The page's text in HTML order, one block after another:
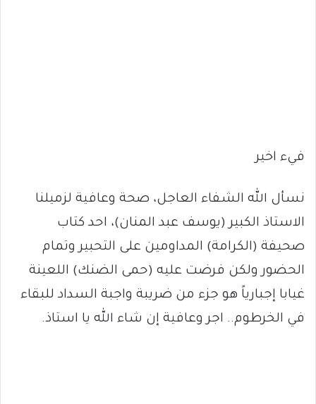
فيء اخير
نسأل الله الشفاء العاجل، صحة وعافية لزميلنا
الاستاذ الكبير (يوسف عبد المنان)، احد كتاب
صحيفة (الكرامة) المداومين على التحبير وتمام
الحضور ولكن فرضت عليه (حمى الضنك) اللعينة
غيابا إجبارياً هو جزء من ضريبة واجبة السداد للبقاء
في الخرطوم.. اجر وعافية إن شاء الله يا استاذ.